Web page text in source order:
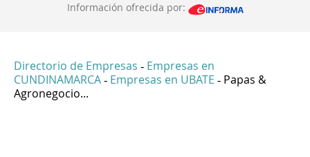
Información ofrecida por:
Directorio de Empresas - Empresas en
CUNDINAMARCA - Empresas en UBATE - Papas &
Agronegocio...